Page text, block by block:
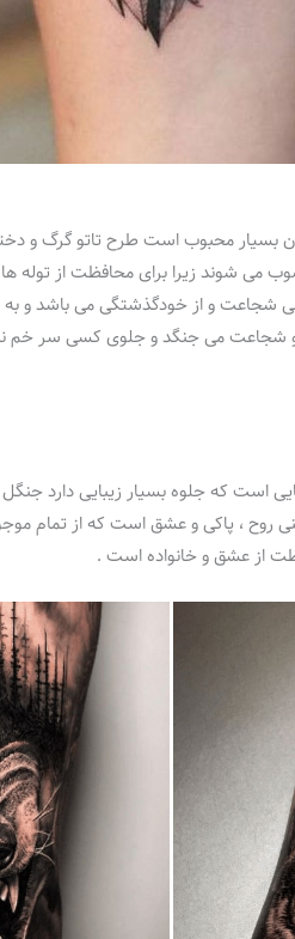
بسیار محبوب است طرح تاتو گرگ و
شوند زیرا برای محافظت از توله
شجاعت و از خودگذشتگی می باشد و به
و شجاعت می جنگد و جلوی کسی سر خم
است که جلوه بسیار زیبایی دارد
روح ، پاکی و عشق است که از تمام
از عشق و خانواده است .